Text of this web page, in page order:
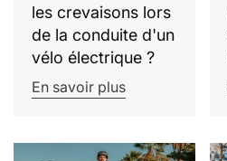
les crevaisons lors
de la conduite d'un
vélo électrique ?
En savoir plus